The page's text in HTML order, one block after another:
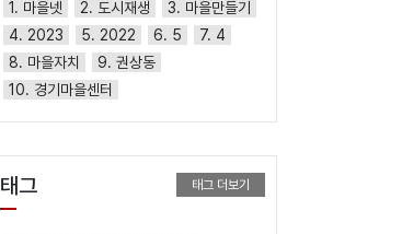
1. 마을넷 2. 도시재생
3. 마을만들기
4. 2023
5. 2022 6. 5
7. 4
8. 마을자치
9. 권상동
10. 경기마을센터
태그 태그 더보기